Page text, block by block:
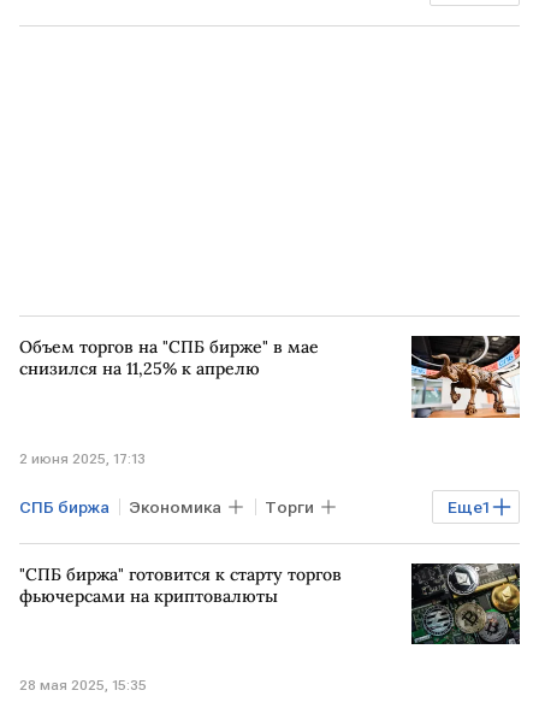
экспорт ПАКИСТАН
Объем торгов на "СПБ бирже" в мае
снизился на 11,25% к апрелю
2 июня 2025, 17:13
Еще1
СПБ биржа Экономика Торги
Рынок
"СПБ биржа" готовится к старту торгов
фьючерсами на криптовалюты
28 мая 2025, 15:35